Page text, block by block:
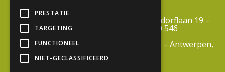
Centrum Duurzaam Groen vzw – Troisdorflaan 19 –
3600 Genk – BTW BE 0812 690 546
info@centrumduurzaamgroen.be –
RPR – Antwerpen,
PRESTATIE
TARGETING
FUNCTIONEEL
NIET-GECLASSIFICEERD